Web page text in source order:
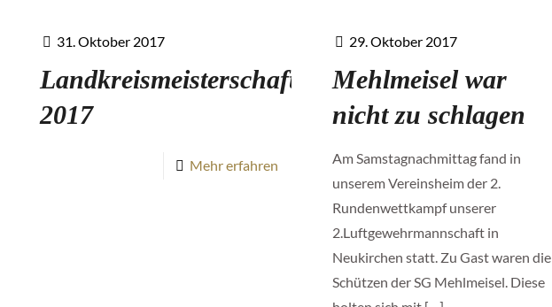
31. Oktober 2017
Landkreismeisterschaft
2017
Mehr erfahren
29. Oktober 2017
Mehlmeisel war
nicht zu schlagen
Am Samstagnachmittag fand in
unserem Vereinsheim der 2.
Rundenwettkampf unserer
2.Luftgewehrmannschaft in
Neukirchen statt. Zu Gast waren die
Schützen der SG Mehlmeisel. Diese